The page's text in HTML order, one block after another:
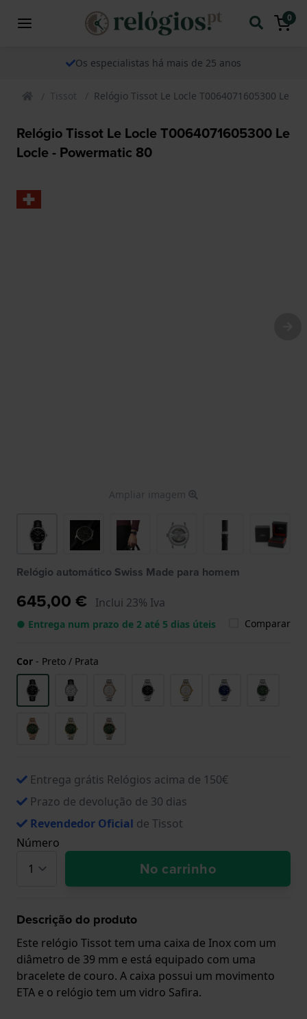
0
Os especialistas há mais de 25 anos
Tissot Relógio Tissot Le Locle T0064071605300 Le
Relógio Tissot Le Locle T0064071605300 Le
Locle - Powermatic 80
Ampliar imagem
Relógio automático Swiss Made para homem
645,00 € Inclui 23% Iva
● Entrega num prazo de 2 até 5 dias úteis Comparar
Cor - Preto / Prata
Entrega grátis Relógios acima de 150€
Prazo de devolução de 30 dias
Revendedor Oficial de Tissot
Número
No carrinho
Descrição do produto
Este relógio Tissot tem uma caixa de Inox com um
diâmetro de 39 mm e está equipado com uma
bracelete de couro. A caixa possui um movimento
ETA e o relógio tem um vidro Safira.